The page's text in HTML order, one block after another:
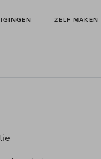
ZELF MAKEN